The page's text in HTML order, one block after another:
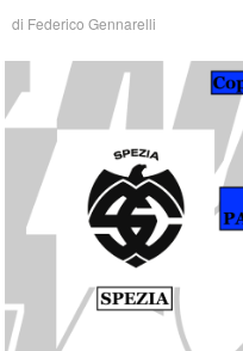
di Federico Gennarelli